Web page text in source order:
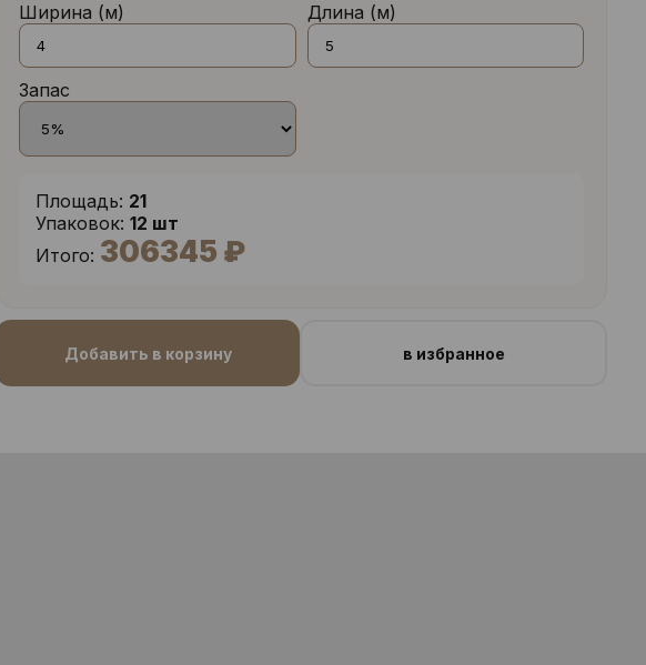
Ширина (м) Длина (м)
Запас
Площадь: 21
Упаковок: 12 шт
Итого: 306345 ₽
Добавить в корзину в избранное